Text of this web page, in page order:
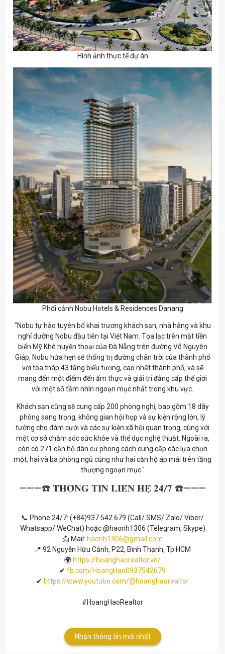
Hình ảnh thực tế dự án
Phối cảnh Nobu Hotels & Residences Danang
"Nobu tự hào tuyên bố khai trương khách sạn, nhà hàng và khu
nghỉ dưỡng Nobu đầu tiên tại Việt Nam. Tọa lạc trên mặt tiền
biển Mỹ Khê huyền thoại của Đà Nẵng trên đường Võ Nguyên
Giáp, Nobu hứa hẹn sẽ thống trị đường chân trời của thành phố
với tòa tháp 43 tầng biểu tượng, cao nhất thành phố, và sẽ
mang đến một điểm đến ẩm thực và giải trí đẳng cấp thế giới
với một số tầm nhìn ngoạn mục nhất trong khu vực.
Khách sạn cũng sẽ cung cấp 200 phòng nghỉ, bao gồm 18 dãy
phòng sang trọng, không gian hội họp và sự kiện rộng lớn, lý
tưởng cho đám cưới và các sự kiện xã hội quan trọng, cùng với
một cơ sở chăm sóc sức khỏe và thể dục nghệ thuật. Ngoài ra,
còn có 271 căn hộ dân cư phong cách cung cấp các lựa chọn
một, hai và ba phòng ngủ cũng như hai căn hộ áp mái trên tầng
thượng ngoạn mục."
———☎️ 𝐓𝐇𝐎̂𝐍𝐆 𝐓𝐈𝐍 𝐋𝐈𝐄̂𝐍 𝐇𝐄̣̂ 𝟐𝟒/𝟕 ☎️———
📞 Phone 24/7: (+84)937 542 679 (Call/ SMS/ Zalo/ Viber/
Whatsapp/ WeChat) hoặc @haonh1306 (Telegram, Skype)
📩 Mail: haonh1306@gmail.com
📍 92 Nguyễn Hữu Cảnh, P22, Bình Thạnh, Tp.HCM
🌍 https://hoanghaorealtor.vn/
✔ fb.com/HoangHao0937542679
✔ https://www.youtube.com/@hoanghaorealtor
#HoangHaoRealtor
Nhận thông tin mới nhất